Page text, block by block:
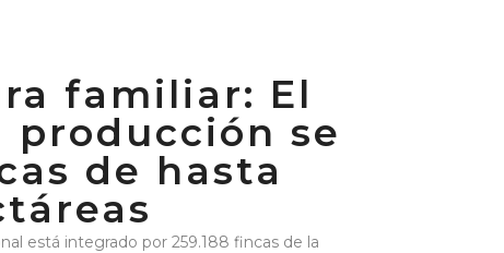
familiar: El
producción se
de hasta
está integrado por 259.188 fincas de la